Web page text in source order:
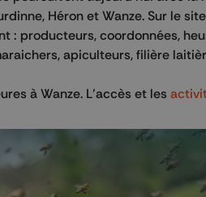
Héron et Wanze. Sur le
producteurs, coordonnées,
apiculteurs, filière
à Wanze. L’accès et les